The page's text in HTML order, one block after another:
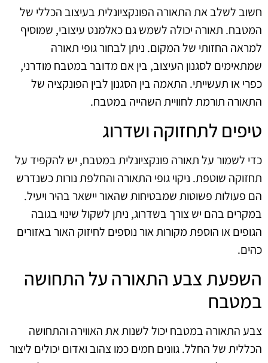
חשוב לשלב את התאורה הפונקציונלית בעיצוב הכללי של
המטבח. תאורה יכולה לשמש גם כאלמנט עיצובי, שמוסיף
למראה החזותי של המקום. ניתן לבחור גופי תאורה
שמתאימים לסגנון העיצוב, בין אם מדובר במטבח מודרני,
כפרי או תעשייתי. התאמה בין הסגנון לבין הפונקציה של
התאורה תורמת לחוויית השהייה במטבח.
טיפים לתחזוקה ושדרוג
כדי לשמור על תאורה פונקציונלית במטבח, יש להקפיד על
תחזוקה שוטפת. ניקוי גופי התאורה והחלפת נורות כשנדרש
הם פעולות פשוטות שמבטיחות שהאור יישאר בהיר ויעיל.
במקרים בהם יש צורך בשדרוג, ניתן לשקול שינוי בגובה
הגופים או הוספת מקורות אור נוספים לחיזוק האור באזורים
כהים.
השפעת צבע התאורה על התחושה
במטבח
צבע התאורה במטבח יכול לשנות את האווירה והתחושה
הכללית של החלל. גוונים חמים כמו צהוב ואדום יכולים ליצור